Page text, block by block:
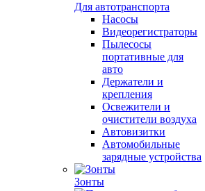
Для автотранспорта
Насосы
Видеорегистраторы
Пылесосы
портативные для
авто
Держатели и
крепления
Освежители и
очистители воздуха
Автовизитки
Автомобильные
зарядные устройства
Зонты